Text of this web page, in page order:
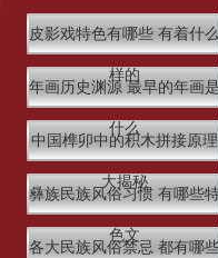
皮影戏特色有哪些 有着什
样的
年画历史渊源 最早的年画
什么
中国榫卯中的积木拼接原理
大揭秘
彝族民族风俗习惯 有哪些
色文
各大民族风俗禁忌 都有哪